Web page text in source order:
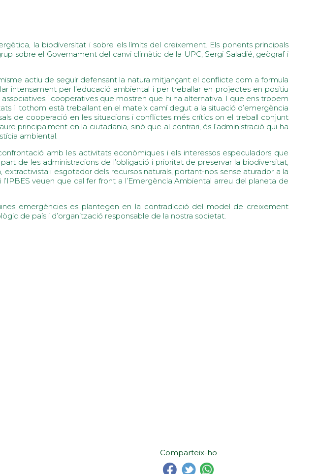
la biodiversitat i sobre els límits del creixement. Els ponents principals
sobre el Governament del canvi climàtic de la UPC; Sergi Saladié, geògraf i
actiu de seguir defensant la natura mitjançant el conflicte com a formula
intensament per l’educació ambiental i per treballar en projectes en positiu
i cooperatives que mostren que hi ha alternativa. I que ens trobem
i tothom està treballant en el mateix camí degut a la situació d’emergència
de cooperació en les situacions i conflictes més crítics on el treball conjunt
principalment en la ciutadania, sinó que al contrari, és l’administració qui ha
ambiental.
amb les activitats econòmiques i els interessos especuladors que
de les administracions de l’obligació i prioritat de preservar la biodiversitat,
i esgotador dels recursos naturals, portant-nos sense aturador a la
veuen que cal fer front a l’Emergència Ambiental arreu del planeta de
emergències es plantegen en la contradicció del model de creixement
de país i d’organització responsable de la nostra societat.
Comparteix-ho